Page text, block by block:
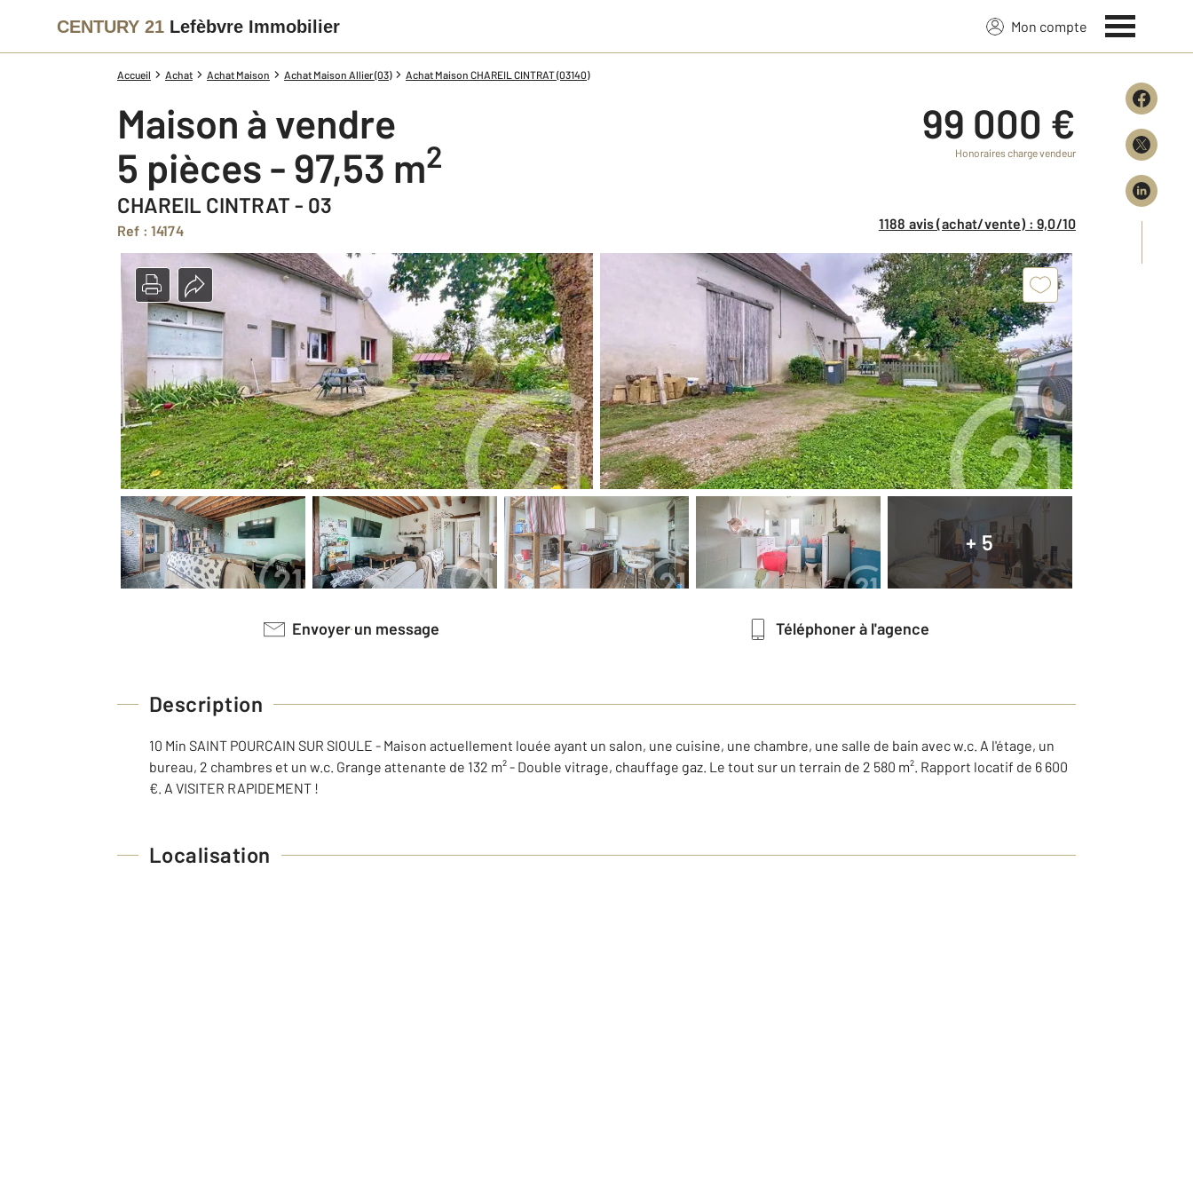
CENTURY 21 Lefèbvre Immobilier Mon compte
Accueil Achat Achat Maison Achat Maison Allier (03) Achat Maison CHAREIL CINTRAT (03140)
Maison à vendre
5 pièces - 97,53 m2
CHAREIL CINTRAT - 03
Ref : 14174
99 000 €
Honoraires charge vendeur
1188 avis (achat/vente) : 9,0/10
+ 5
Envoyer un message Téléphoner à l'agence
Description
10 Min SAINT POURCAIN SUR SIOULE - Maison actuellement louée ayant un salon, une cuisine, une chambre, une salle de bain avec w.c. A l'étage, un
bureau, 2 chambres et un w.c. Grange attenante de 132 m² - Double vitrage, chauffage gaz. Le tout sur un terrain de 2 580 m². Rapport locatif de 6 600
€. A VISITER RAPIDEMENT !
Localisation